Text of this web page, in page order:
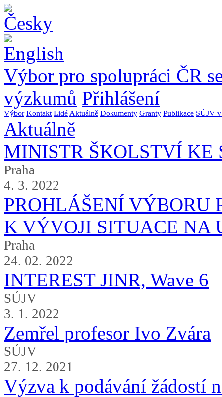
Výbor pro spolupráci ČR
výzkumů Přihlášení
Výbor Kontakt Lidé Aktuálně Dokumenty Granty Publikace SÚJV
Aktuálně
MINISTR ŠKOLSTVÍ KE
Praha
4. 3. 2022
PROHLÁŠENÍ VÝBORU
K VÝVOJI SITUACE NA
Praha
24. 02. 2022
INTEREST JINR, Wave 6
SÚJV
3. 1. 2022
Zemřel profesor Ivo Zvára
SÚJV
27. 12. 2021
Výzva k podávání žádostí